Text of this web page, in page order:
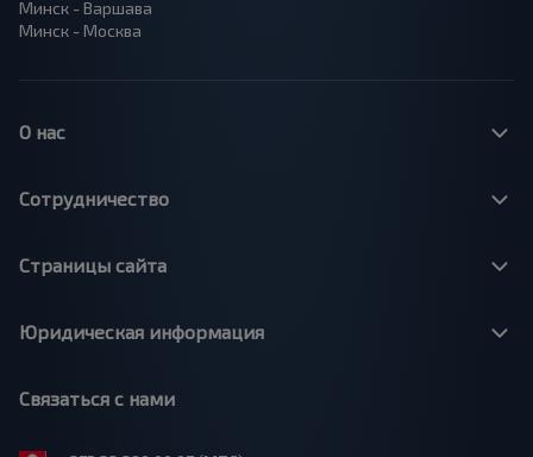
Минск - Варшава
Минск - Москва
О нас
Сотрудничество
Страницы сайта
Юридическая информация
Связаться с нами